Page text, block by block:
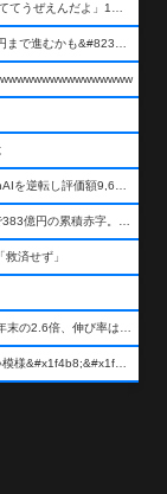
Z世代「就職氷河期？努力不足の中年がいつまでも泣き言言っててうぜえんだよ」1万いいね
楽天三木谷「高市バラマキで悪性インフレ加速」「1ドル180円まで進むかも&#8230;もう看過できない」
【ソフトバンクG悲報】ClaudeのAnthropic, ChatGPTのOpenAIを逆転し評価額9,650億ドル (約154兆円) の世界一価値あるAI企業に……
安倍晋三の「クールジャパン機構」が存続危機。投資の失敗で383億円の累積赤字。2025年度決算も大赤字の可能性。責任の所在はウヤムヤ
済せず」
謎の巨大謎組織、『丸紅』。時価総額が初の10兆円超え 24年末の2.6倍、伸び率は謎組織首位
【高市早苗】物価高の昨今、唯一の解決法は株式投資しか無い模様&#x1f4b8;&#x1f4b8;&#x1f4b8;